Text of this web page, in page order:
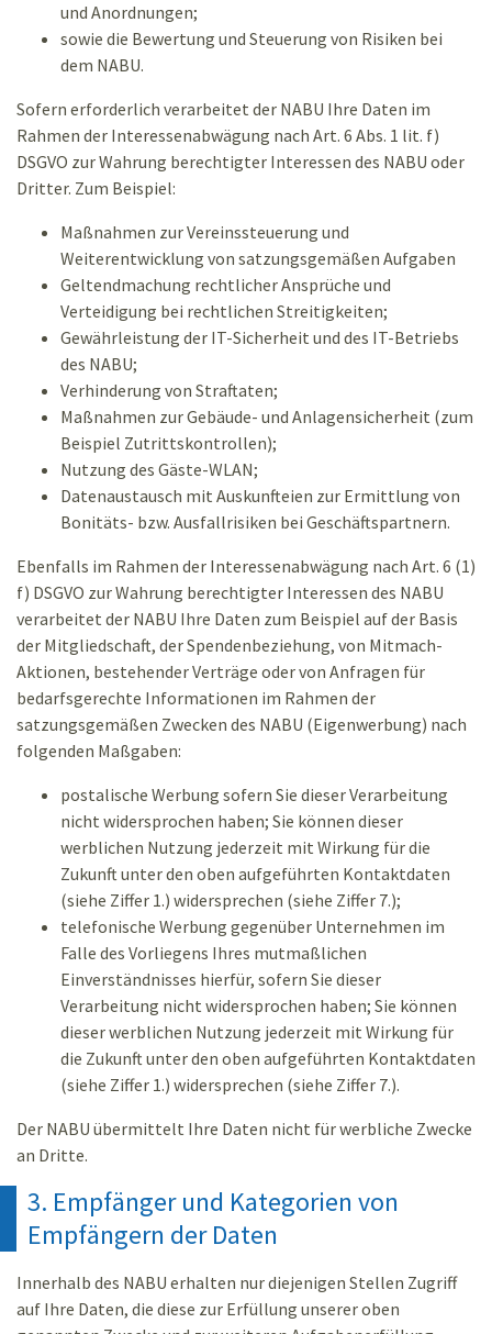
und Anordnungen;
sowie die Bewertung und Steuerung von Risiken bei
dem NABU.
Sofern erforderlich verarbeitet der NABU Ihre Daten im
Rahmen der Interessenabwägung nach Art. 6 Abs. 1 lit. f)
DSGVO zur Wahrung berechtigter Interessen des NABU oder
Dritter. Zum Beispiel:
Maßnahmen zur Vereinssteuerung und
Weiterentwicklung von satzungsgemäßen Aufgaben
Geltendmachung rechtlicher Ansprüche und
Verteidigung bei rechtlichen Streitigkeiten;
Gewährleistung der IT-Sicherheit und des IT-Betriebs
des NABU;
Verhinderung von Straftaten;
Maßnahmen zur Gebäude- und Anlagensicherheit (zum
Beispiel Zutrittskontrollen);
Nutzung des Gäste-WLAN;
Datenaustausch mit Auskunfteien zur Ermittlung von
Bonitäts- bzw. Ausfallrisiken bei Geschäftspartnern.
Ebenfalls im Rahmen der Interessenabwägung nach Art. 6 (1)
f) DSGVO zur Wahrung berechtigter Interessen des NABU
verarbeitet der NABU Ihre Daten zum Beispiel auf der Basis
der Mitgliedschaft, der Spendenbeziehung, von Mitmach-
Aktionen, bestehender Verträge oder von Anfragen für
bedarfsgerechte Informationen im Rahmen der
satzungsgemäßen Zwecken des NABU (Eigenwerbung) nach
folgenden Maßgaben:
postalische Werbung sofern Sie dieser Verarbeitung
nicht widersprochen haben; Sie können dieser
werblichen Nutzung jederzeit mit Wirkung für die
Zukunft unter den oben aufgeführten Kontaktdaten
(siehe Ziffer 1.) widersprechen (siehe Ziffer 7.);
telefonische Werbung gegenüber Unternehmen im
Falle des Vorliegens Ihres mutmaßlichen
Einverständnisses hierfür, sofern Sie dieser
Verarbeitung nicht widersprochen haben; Sie können
dieser werblichen Nutzung jederzeit mit Wirkung für
die Zukunft unter den oben aufgeführten Kontaktdaten
(siehe Ziffer 1.) widersprechen (siehe Ziffer 7.).
Der NABU übermittelt Ihre Daten nicht für werbliche Zwecke
an Dritte.
3. Empfänger und Kategorien von
Empfängern der Daten
Innerhalb des NABU erhalten nur diejenigen Stellen Zugriff
auf Ihre Daten, die diese zur Erfüllung unserer oben